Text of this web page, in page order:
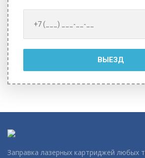
Заправка лазерных картриджей любых